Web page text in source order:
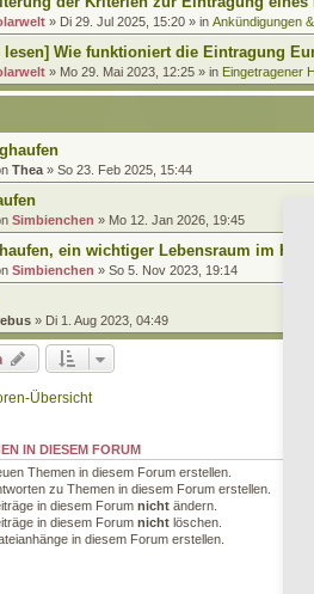
» Di 29. Jul 2025, 15:20 » in Ankündigungen
lesen] Wie funktioniert die Eintragung
» Mo 29. Mai 2023, 12:25 » in Eingetragener
Thea » So 23. Feb 2025, 15:44
Simbienchen » Mo 12. Jan 2026, 19:45
ein wichtiger Lebensraum im
Simbienchen » So 5. Nov 2023, 19:14
» Di 1. Aug 2023, 04:49
Übersicht
IN DIESEM FORUM
Themen in diesem Forum erstellen.
zu Themen in diesem Forum erstellen.
in diesem Forum nicht ändern.
in diesem Forum nicht löschen.
in diesem Forum erstellen.